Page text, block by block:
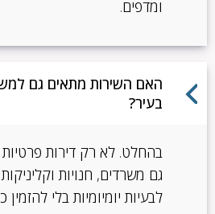
ומדפים.
האם השירות מתאים גם
בעיר?
בהחלט. לא רק דירות
גם משרדים, חנויות
לבעיות יומיומיות בלי